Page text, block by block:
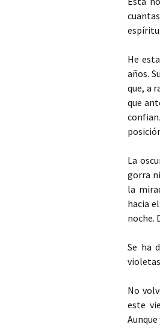
He
años.
que, a
que
La
gorra
la
hacia
noche.
Se ha
No
este